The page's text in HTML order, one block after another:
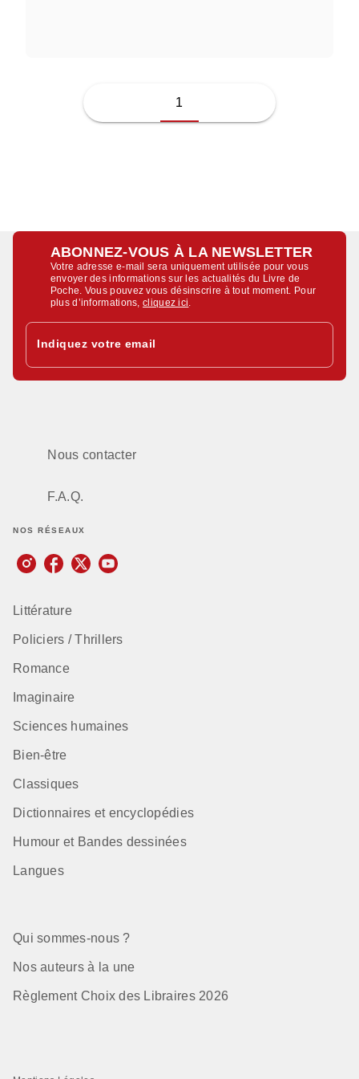
1
ABONNEZ-VOUS À LA NEWSLETTER
Votre adresse e-mail sera uniquement utilisée pour vous
envoyer des informations sur les actualités du Livre de
Poche. Vous pouvez vous désinscrire à tout moment. Pour
plus d’informations,cliquez ici
Indiquez votre email
Nous contacter
F.A.Q.
NOS RÉSEAUX
Littérature
Policiers / Thrillers
Romance
Imaginaire
Sciences humaines
Bien-être
Classiques
Dictionnaires et encyclopédies
Humour et Bandes dessinées
Langues
Qui sommes-nous ?
Nos auteurs à la une
Règlement Choix des Libraires 2026